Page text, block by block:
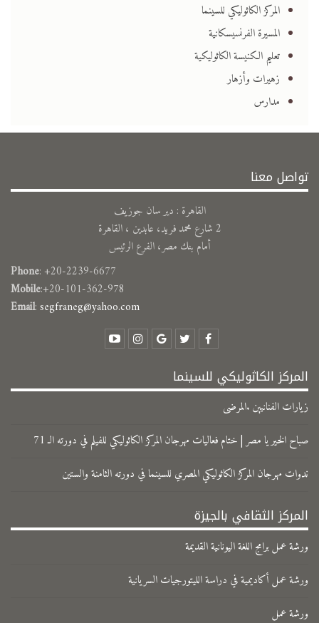
المركز الكاثوليكي للسينما
المسيرة الفرنسيسكانية
تعليم الكنيسة الكاثوليكية
زهيرات وأزهار
مدارس
تواصل معنا
القاهرة : دير سان جوزيف
2 شارع محمد فريد، عابدين ، القاهرة
أمام بنك مصر، الفرع الرئيس
Phone: +20-2239-6677
Mobile:+20-101-362-978
Email:segfraneg@yahoo.com
المركز الكاثوليكي للسينما
زيارات الفنانيين .المرضى
صباح الخير يا مصر | ختام فعاليات مهرجان المركز الكاثوليكي للفيلم في دورته الـ 71
ندوات مهرجان المركز الكاثوليكي المصري للسينما في دورته الثامنة والستين
المركز الثقافي بالجيزة
ورشة عمل برامج اللغة اليونانية القديمة
ورشة عمل أكاديمية في دراسة الليتورجيات السريانية
ورشة عمل